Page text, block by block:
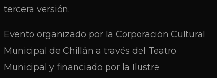
tercera versión.
Evento organizado por la Corporación Cultural
Municipal de Chillán a través del Teatro
Municipal y financiado por la Ilustre